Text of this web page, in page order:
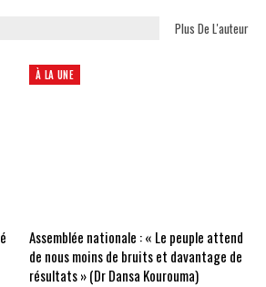
Plus De L'auteur
À LA UNE
Assemblée nationale : « Le peuple attend
de nous moins de bruits et davantage de
résultats » (Dr Dansa Kourouma)